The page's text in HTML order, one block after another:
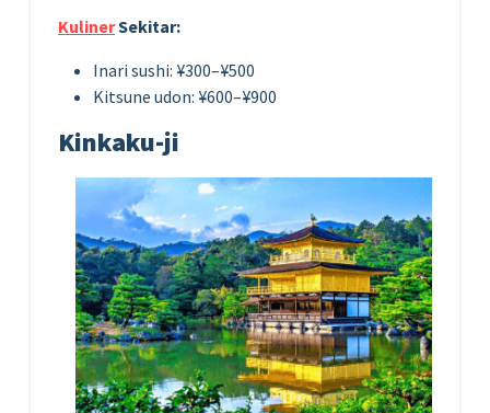
KulinerSekitar:
Inari sushi: ¥300–¥500
Kitsune udon: ¥600–¥900
Kinkaku-ji